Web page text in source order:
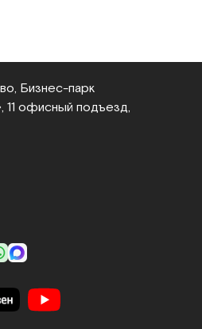
Бизнес‑парк
11 офисный подъезд,